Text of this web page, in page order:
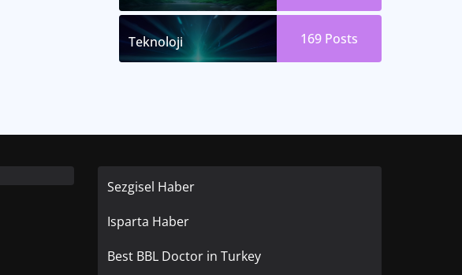
Teknoloji 169 Posts
Sezgisel Haber
Isparta Haber
Best BBL Doctor in Turkey